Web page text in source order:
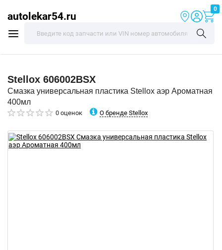
autolekar54.ru
0
Stellox 606002BSX
Смазка универсальная пластика Stellox аэр Ароматная
400мл
0 оценок О бренде Stellox